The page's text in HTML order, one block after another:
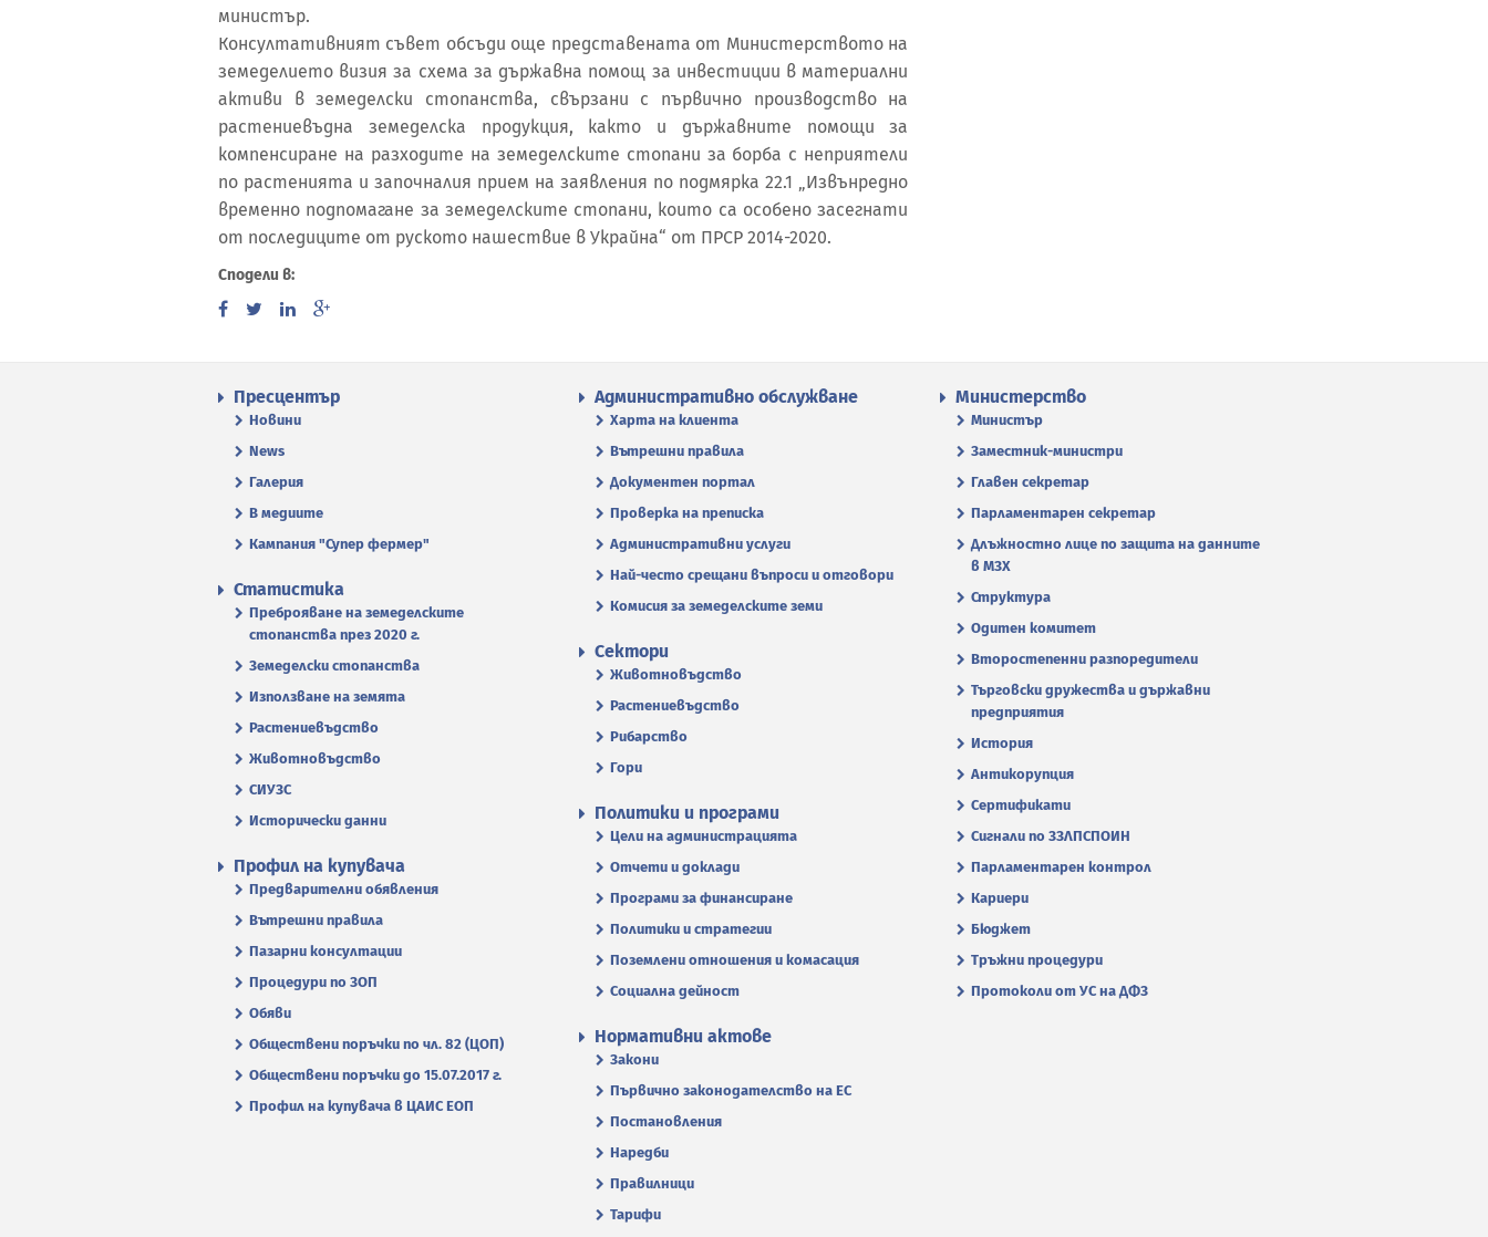
министър.
Консултативният съвет обсъди още представената от Министерството на
земеделието визия за схема за държавна помощ за инвестиции в материални
активи в земеделски стопанства, свързани с първично производство на
растениевъдна земеделска продукция, както и държавните помощи за
компенсиране на разходите на земеделските стопани за борба с неприятели
по растенията и започналия прием на заявления по подмярка 22.1 „Извънредно
временно подпомагане за земеделските стопани, които са особено засегнати
от последиците от руското нашествие в Украйна“ от ПРСР 2014-2020.
Сподели в:
Пресцентър
Новини
News
Галерия
В медиите
Кампания "Супер фермер"
Административно обслужване
Харта на клиента
Вътрешни правила
Документен портал
Проверка на преписка
Административни услуги
Най-често срещани въпроси и отговори
Комисия за земеделските земи
Министерство
Министър
Заместник-министри
Главен секретар
Парламентарен секретар
Длъжностно лице по защита на данните
в МЗХ
Структура
Одитен комитет
Второстепенни разпоредители
Търговски дружества и държавни
предприятия
История
Антикорупция
Сертификати
Сигнали по ЗЗЛПСПОИН
Парламентарен контрол
Кариери
Бюджет
Тръжни процедури
Протоколи от УС на ДФЗ
Статистика
Преброяване на земеделските
стопанства през 2020 г.
Земеделски стопанства
Използване на земята
Растениевъдство
Животновъдство
СИУЗС
Исторически данни
Сектори
Животновъдство
Растениевъдство
Рибарство
Гори
Политики и програми
Цели на администрацията
Отчети и доклади
Програми за финансиране
Политики и стратегии
Поземлени отношения и комасация
Социална дейност
Профил на купувача
Предварителни обявления
Вътрешни правила
Пазарни консултации
Процедури по ЗОП
Обяви
Обществени поръчки по чл. 82 (ЦОП)
Обществени поръчки до 15.07.2017 г.
Профил на купувача в ЦАИС ЕОП
Нормативни актове
Закони
Първично законодателство на ЕС
Постановления
Наредби
Правилници
Тарифи